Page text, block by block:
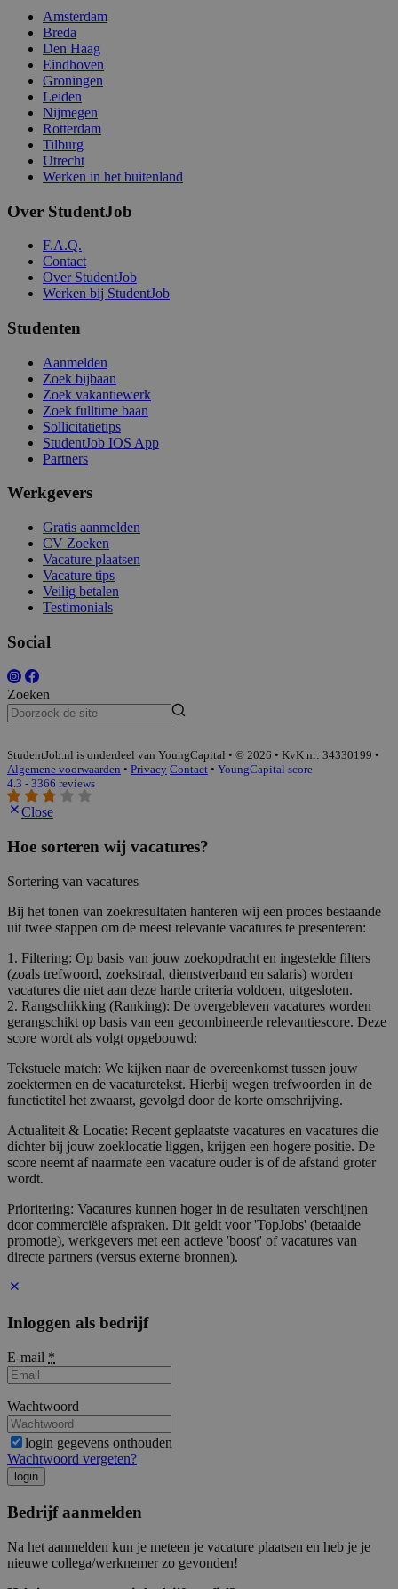
Amsterdam
Breda
Den Haag
Eindhoven
Groningen
Leiden
Nijmegen
Rotterdam
Tilburg
Utrecht
Werken in het buitenland
Over StudentJob
F.A.Q.
Contact
Over StudentJob
Werken bij StudentJob
Studenten
Aanmelden
Zoek bijbaan
Zoek vakantiewerk
Zoek fulltime baan
Sollicitatietips
StudentJob IOS App
Partners
Werkgevers
Gratis aanmelden
CV Zoeken
Vacature plaatsen
Vacature tips
Veilig betalen
Testimonials
Social
Zoeken
StudentJob.nl is onderdeel van YoungCapital • © 2026 • KvK nr: 34330199 •
Algemene voorwaarden • Privacy Contact • YoungCapital score
4.3 - 3366 reviews
Close
Hoe sorteren wij vacatures?
Sortering van vacatures
Bij het tonen van zoekresultaten hanteren wij een proces bestaande
uit twee stappen om de meest relevante vacatures te presenteren:
1. Filtering: Op basis van jouw zoekopdracht en ingestelde filters
(zoals trefwoord, zoekstraal, dienstverband en salaris) worden
vacatures die niet aan deze harde criteria voldoen, uitgesloten.
2. Rangschikking (Ranking): De overgebleven vacatures worden
gerangschikt op basis van een gecombineerde relevantiescore. Deze
score wordt als volgt opgebouwd:
Tekstuele match: We kijken naar de overeenkomst tussen jouw
zoektermen en de vacaturetekst. Hierbij wegen trefwoorden in de
functietitel het zwaarst, gevolgd door de korte omschrijving.
Actualiteit & Locatie: Recent geplaatste vacatures en vacatures die
dichter bij jouw zoeklocatie liggen, krijgen een hogere positie. De
score neemt af naarmate een vacature ouder is of de afstand groter
wordt.
Prioritering: Vacatures kunnen hoger in de resultaten verschijnen
door commerciële afspraken. Dit geldt voor 'TopJobs' (betaalde
promotie), werkgevers met een actieve 'boost' of vacatures van
directe partners (versus externe bronnen).
Inloggen als bedrijf
E-mail *
Wachtwoord
login gegevens onthouden
Wachtwoord vergeten?
login
Bedrijf aanmelden
Na het aanmelden kun je meteen je vacature plaatsen en heb je je
nieuwe collega/werknemer zo gevonden!